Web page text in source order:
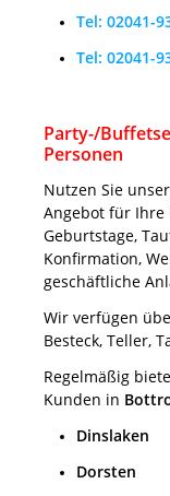
Tel: 02041-
Tel: 02041-
Party-/
Personen
Nutzen Sie
Angebot für Ihre
Geburtstage,
Konfirmation,
geschäftliche
Wir verfügen
Besteck, Teller,
Regelmäßig
Kunden in
Dinslaken
Dorsten